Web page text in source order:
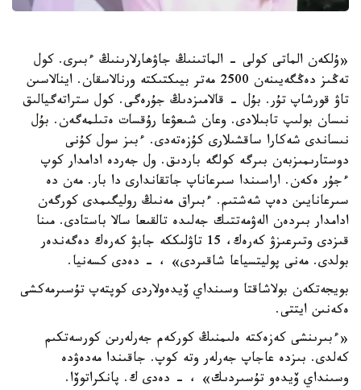
«ۇلكەن الماتى كولى - الماتىنىڭ جاۋھارلارىنىڭ ءبىرى. كول
تەڭىز دەڭگەيىنەن 2500 مەتر بيىكتىكتە ورنالاسقان. اينالاسىن
تاۋ قورشاپ تۇر. بۇل - قالامىزدىڭ جۇرەگى. كول ستراتەگيالىق
نىسان بولىپ تابىلادى. وعان شىعۋعا رۇقسات ەتىلمەگەن. بۇل
نىساندى شەكارا ساقشىلارى كۇزەتەدى. ءبىز سول كۇنى
دوستارىمىزبەن بىرگە كولگە باردىق. ول جەردە ادامدار كوپ
ءجۇر ەكەن. اراسىندا سىرعاناپ جاتقاندارى دا بار. مەن دە
سىرعانايىن دەپ شەشتىم. ءبىراق مەنىڭ روليگىمدى كورگەن
ادامدار بىردەن الەۋمەتتىك جەلىدە تالقىعا سالا باستادى. مىنا
قىزدى وتىرعىزۋ كەرەك، 15 تاۋلىككە جابۋ كەرەك دەگەندەر
بولدى. مەنى پوليتسياعا شاقىردى» ، - دەدى كسەنيا.
بويجەتكەن بولاشاقتا وسىنداي ۆيدەولاردى كوپتەپ تۇسىرمەكشى
ەكەنىن ايتتى.
«ءبىرىنشى كەزەكتە ەلىمنىڭ كوركەم جەرلەرىن كورسەتكىم
كەلدى. بىزدە عاجاپ جەرلەر وتە كوپ. جاقىندا مەدەۋدە
وسىنداي ۆيدەو تۇسىردىك» ، - دەدى ك. پانكراتوۆا.